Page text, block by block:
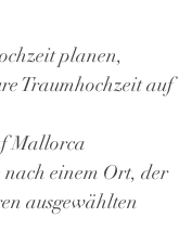
planen,
Traumhochzeit auf
Mallorca
nach einem Ort, der
ausgewählten